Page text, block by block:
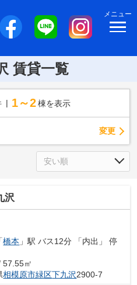
メニュー
賃貸一覧
1～2 棟を表示
変更
沢
「橋本 」駅 バス12分 「内出」 停
57.55㎡
相模原市緑区下九沢2900-7